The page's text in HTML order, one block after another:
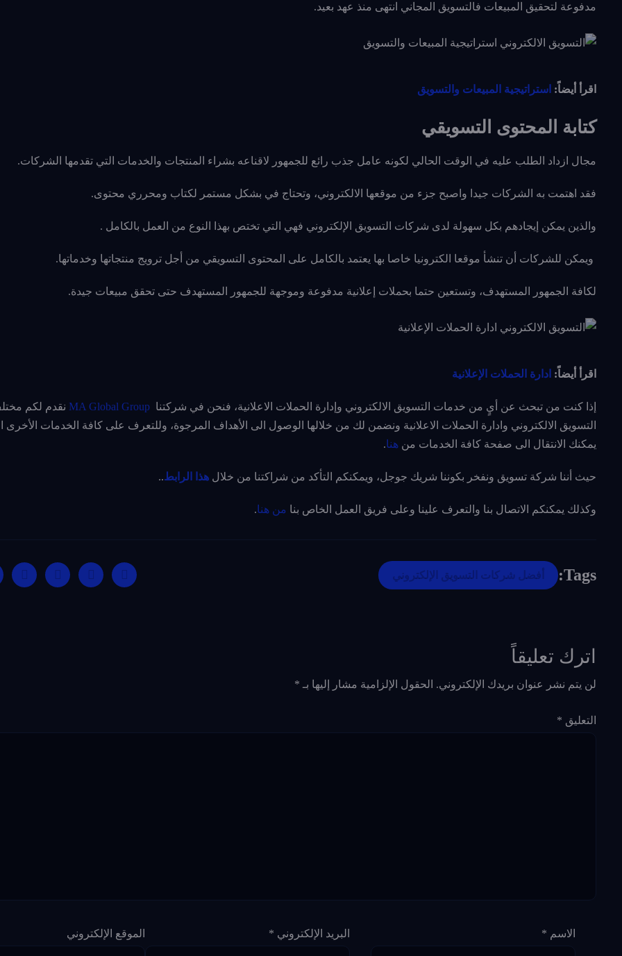
مدفوعة لتحقيق المبيعات فالتسويق المجاني انتهى منذ عهد بعيد.
اقرأ أيضاً: استراتيجية المبيعات والتسويق
كتابة المحتوى التسويقي
مجال ازداد الطلب عليه في الوقت الحالي لكونه عامل جذب رائع للجمهور لاقناعه بشراء المنتجات والخدمات التي تقدمها الشركات.
فقد اهتمت به الشركات جيدا واصبح جزء من موقعها الالكتروني، وتحتاج في بشكل مستمر لكتاب ومحرري محتوى.
والذين يمكن إيجادهم بكل سهولة لدى شركات التسويق الإلكتروني فهي التي تختص بهذا النوع من العمل بالكامل .
ويمكن للشركات أن تنشأ موقعا الكترونيا خاصا بها يعتمد بالكامل على المحتوى التسويقي من أجل ترويج منتجاتها وخدماتها.
لكافة الجمهور المستهدف، وتستعين حتما بحملات إعلانية مدفوعة وموجهة للجمهور المستهدف حتى تحقق مبيعات جيدة.
اقرأ أيضاً: ادارة الحملات الإعلانية
إذا كنت من تبحث عن أيٍ من خدمات التسويق الالكتروني وإدارة الحملات الاعلانية، فنحن في شركتنا MA Global Group نقدم لكم
التسويق الالكتروني وادارة الحملات الاعلانية ونضمن لك من خلالها الوصول الى الأهداف المرجوة، وللتعرف على كافة الخدمات الأخرى
يمكنك الانتقال الى صفحة كافة الخدمات من هنا.
حيث أننا شركة تسويق ونفخر بكوننا شريك جوجل، ويمكنكم التأكد من شراكتنا من خلال هذا الرابط..
وكذلك يمكنكم الاتصال بنا والتعرف علينا وعلى فريق العمل الخاص بنا من هنا.
Tags: أفضل شركات التسويق الإلكتروني
اترك تعليقاً
لن يتم نشر عنوان بريدك الإلكتروني. الحقول الإلزامية مشار إليها بـ *
التعليق *
الاسم * البريد الإلكتروني * الموقع الإلكتروني